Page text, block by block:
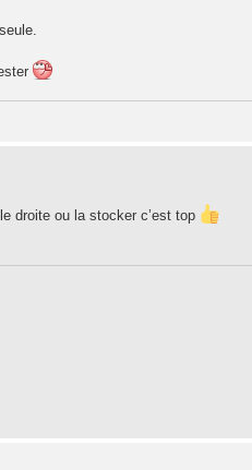
droite ou la stocker c’est top